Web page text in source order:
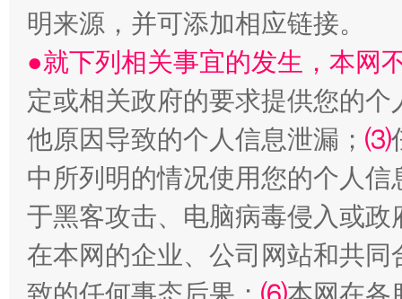
全民健身五年计划来了！等你上场
明来源，并可添加相应链接。
●就下列相关事宜的发生，本网
定或相关政府的要求提供您的个
他原因导致的个人信息泄漏； ⑶
中所列明的情况使用您的个人
于黑客攻击、电脑病毒侵入或
在本网的企业、公司网站和共